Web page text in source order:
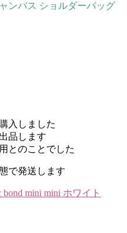
ンバス ショルダーバッグ
入しました
品します
とのことでした
で発送します
mini mini ホワイト